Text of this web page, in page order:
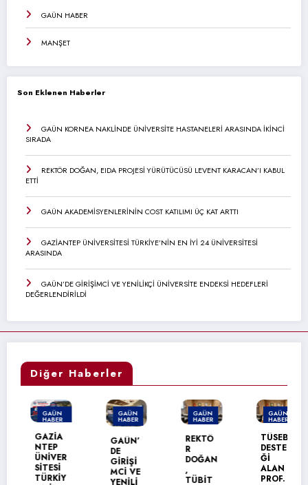
GAÜN HABER
MANŞET
Son Eklenen Haberler
GAÜN KORNEA NAKLİNDE ÜNİVERSİTE HASTANELERİ ARASINDA İKİNCİ
SIRADA
REKTÖR DOĞAN, EIDA PROJESİ YÜRÜTÜCÜSÜ LEVENT KARACAN’I KABUL
ETTİ
GAÜN AKADEMİSYENLERİNİN COST KATILIMI ÜÇ KAT ARTTI
GAZİANTEP ÜNİVERSİTESİ TÜRKİYE’NİN EN İYİ 24 ÜNİVERSİTESİ
ARASINDA
GAÜN’DE GİRİŞİMCİ VE YENİLİKÇİ ÜNİVERSİTE ENDEKSİ HEDEFLERİ
DEĞERLENDİRİLDİ
Diğer Haberler
GAÜN
HABER
MANŞET
GAZİA
NTEP
ÜNİVER
SİTESİ
TÜRKİY
GAÜN
HABER
GAÜN’
DE
GİRİŞİ
MCİ VE
YENİLİ
GAÜN
HABER
REKTÖ
DOĞAN
TÜBİT
GAÜN
HABER
TÜSEB
DESTE
Ğİ
ALAN
PROF.